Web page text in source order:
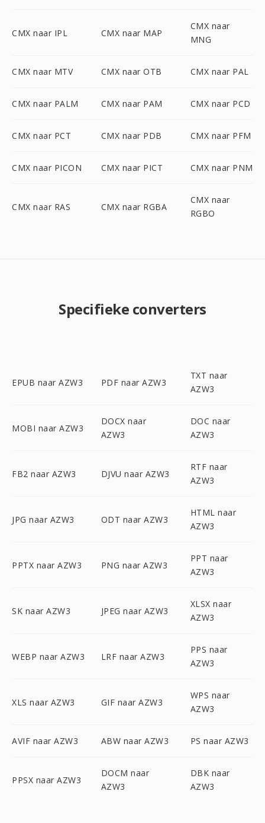
CMX naar IPL CMX naar MAP
CMX naar
MNG
CMX naar MTV CMX naar OTB CMX naar PAL
CMX naar PALM CMX naar PAM CMX naar PCD
CMX naar PCT CMX naar PDB CMX naar PFM
CMX naar PICON CMX naar PICT CMX naar PNM
CMX naar RAS CMX naar RGBA
CMX naar
RGBO
Specifieke converters
EPUB naar AZW3 PDF naar AZW3
TXT naar
AZW3
MOBI naar AZW3
DOCX naar
AZW3
DOC naar
AZW3
FB2 naar AZW3 DJVU naar AZW3
RTF naar
AZW3
JPG naar AZW3 ODT naar AZW3
HTML naar
AZW3
PPTX naar AZW3 PNG naar AZW3
PPT naar
AZW3
SK naar AZW3 JPEG naar AZW3
XLSX naar
AZW3
WEBP naar AZW3 LRF naar AZW3
PPS naar
AZW3
XLS naar AZW3 GIF naar AZW3
WPS naar
AZW3
AVIF naar AZW3 ABW naar AZW3 PS naar AZW3
PPSX naar AZW3
DOCM naar
AZW3
DBK naar
AZW3